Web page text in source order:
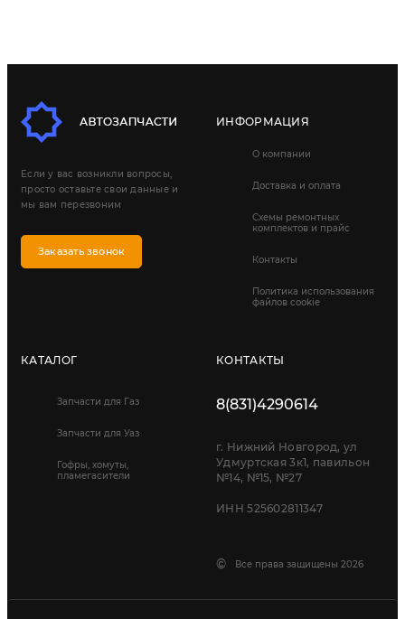
Если у вас возникли вопросы,
просто оставьте свои данные и
мы вам перезвоним
Заказать звонок
ИНФОРМАЦИЯ
О компании
Доставка и оплата
Схемы ремонтных
комплектов и прайс
Контакты
Политика использования
файлов cookie
КАТАЛОГ
Запчасти для Газ
Запчасти для Уаз
Гофры, хомуты,
пламегасители
КОНТАКТЫ
8(831)4290614
г. Нижний Новгород, ул
Удмуртская 3к1, павильон
№14, №15, №27
ИНН 525602811347
© Все права защищены 2026